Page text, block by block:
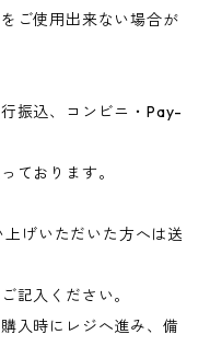
ご使用出来ない場合が
振込、コンビニ・Pay-
ております。
げいただいた方へは送
記入ください。
入時にレジへ進み、備